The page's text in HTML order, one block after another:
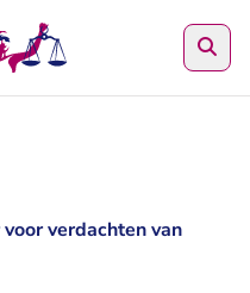
verdachten van